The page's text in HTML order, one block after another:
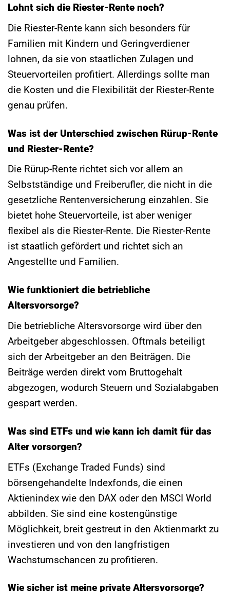
Lohnt sich die Riester-Rente noch?
Die Riester-Rente kann sich besonders für
Familien mit Kindern und Geringverdiener
lohnen, da sie von staatlichen Zulagen und
Steuervorteilen profitiert. Allerdings sollte man
die Kosten und die Flexibilität der Riester-Rente
genau prüfen.
Was ist der Unterschied zwischen Rürup-Rente
und Riester-Rente?
Die Rürup-Rente richtet sich vor allem an
Selbstständige und Freiberufler, die nicht in die
gesetzliche Rentenversicherung einzahlen. Sie
bietet hohe Steuervorteile, ist aber weniger
flexibel als die Riester-Rente. Die Riester-Rente
ist staatlich gefördert und richtet sich an
Angestellte und Familien.
Wie funktioniert die betriebliche
Altersvorsorge?
Die betriebliche Altersvorsorge wird über den
Arbeitgeber abgeschlossen. Oftmals beteiligt
sich der Arbeitgeber an den Beiträgen. Die
Beiträge werden direkt vom Bruttogehalt
abgezogen, wodurch Steuern und Sozialabgaben
gespart werden.
Was sind ETFs und wie kann ich damit für das
Alter vorsorgen?
ETFs (Exchange Traded Funds) sind
börsengehandelte Indexfonds, die einen
Aktienindex wie den DAX oder den MSCI World
abbilden. Sie sind eine kostengünstige
Möglichkeit, breit gestreut in den Aktienmarkt zu
investieren und von den langfristigen
Wachstumschancen zu profitieren.
Wie sicher ist meine private Altersvorsorge?